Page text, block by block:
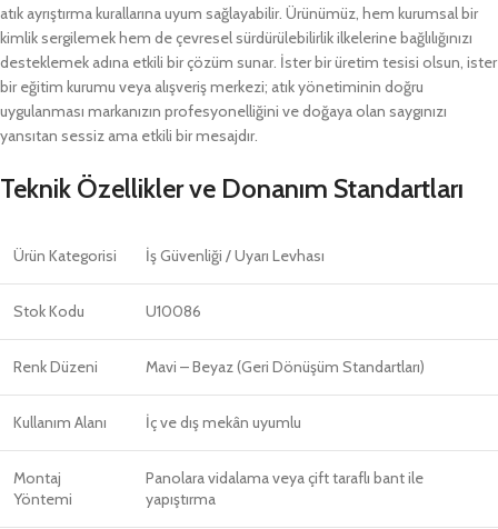
atık ayrıştırma kurallarına uyum sağlayabilir. Ürünümüz, hem kurumsal bir
kimlik sergilemek hem de çevresel sürdürülebilirlik ilkelerine bağlılığınızı
desteklemek adına etkili bir çözüm sunar. İster bir üretim tesisi olsun, ister
bir eğitim kurumu veya alışveriş merkezi; atık yönetiminin doğru
uygulanması markanızın profesyonelliğini ve doğaya olan saygınızı
yansıtan sessiz ama etkili bir mesajdır.
Teknik Özellikler ve Donanım Standartları
Ürün Kategorisi İş Güvenliği / Uyarı Levhası
Stok Kodu U10086
Renk Düzeni Mavi – Beyaz (Geri Dönüşüm Standartları)
Kullanım Alanı İç ve dış mekân uyumlu
Montaj
Yöntemi
Panolara vidalama veya çift taraflı bant ile
yapıştırma